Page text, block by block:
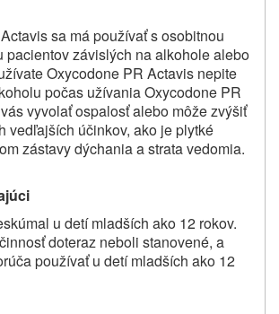
sa má používať s osobitnou
pacientov závislých na alkohole alebo
Oxycodone PR Actavis nepite
počas užívania Oxycodone PR
vyvolať ospalosť alebo môže zvýšiť
vedľajších účinkov, ako je plytké
zástavy dýchania a strata vedomia.
u detí mladších ako 12 rokov.
doteraz neboli stanovené, a
používať u detí mladších ako 12